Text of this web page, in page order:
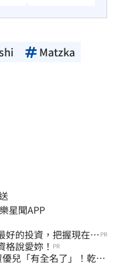
Matzka
下載娛樂星聞APP
好的投資，把握現在不 PR
說愛妳！ PR
兒「有全名了」！乾妹